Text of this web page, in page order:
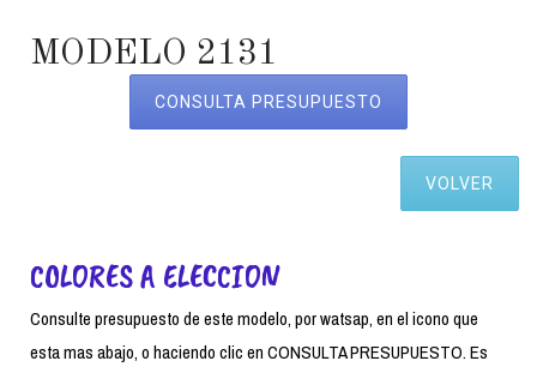
MODELO 2131
CONSULTA PRESUPUESTO
VOLVER
COLORES A ELECCION
Consulte presupuesto de este modelo, por watsap, en el icono que
esta mas abajo, o haciendo clic en CONSULTA PRESUPUESTO. Es